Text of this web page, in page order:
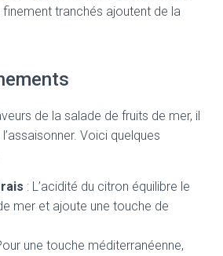
tranchés ajoutent de la
de la salade de fruits de mer, il
Voici quelques
: L’acidité du citron équilibre le
mer et ajoute une touche de
une touche méditerranéenne,